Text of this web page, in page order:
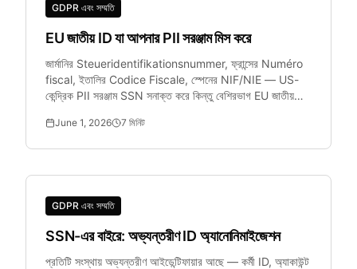
GDPR এবং সম্মতি
EU জাতীয় ID যা আপনার PII সরঞ্জাম মিস করে
জার্মানির Steueridentifikationsnummer, ফ্রান্সের Numéro
fiscal, ইতালির Codice Fiscale, স্পেনের NIF/NIE — US-
কেন্দ্রিক PII সরঞ্জাম SSN সনাক্ত করে কিন্তু বেশিরভাগ EU জাতীয়
June 1, 2026 7 মিনিট
GDPR এবং সম্মতি
SSN-এর বাইরে: অভ্যন্তরীণ ID অ্যানোনিমাইজেশন
প্রতিটি সংস্থায় অভ্যন্তরীণ আইডেন্টিফায়ার আছে — কর্মী ID, অ্যাকাউন্ট